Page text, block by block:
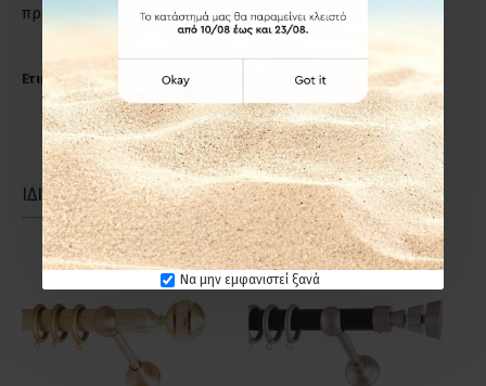
Να μην εμφανιστεί ξανά
προϊόν σε άριστη κατάσταση.
Ετικέτες: Anartisi S11 Φ25 Κουρτινόξυλο Νίκελ Σατινέ
ΙΔΙΑΣ ΚΑΤΗΓΟΡΙΑΣ ΙΔΙΑΣ ΕΤΑΙΡΕΙΑΣ